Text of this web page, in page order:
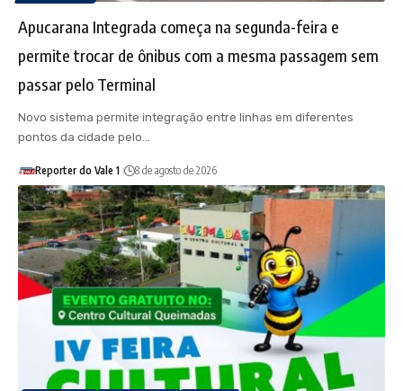
Apucarana Integrada começa na segunda-feira e
permite trocar de ônibus com a mesma passagem sem
passar pelo Terminal
Novo sistema permite integração entre linhas em diferentes
pontos da cidade pelo…
Reporter do Vale 1 8 de agosto de 2026